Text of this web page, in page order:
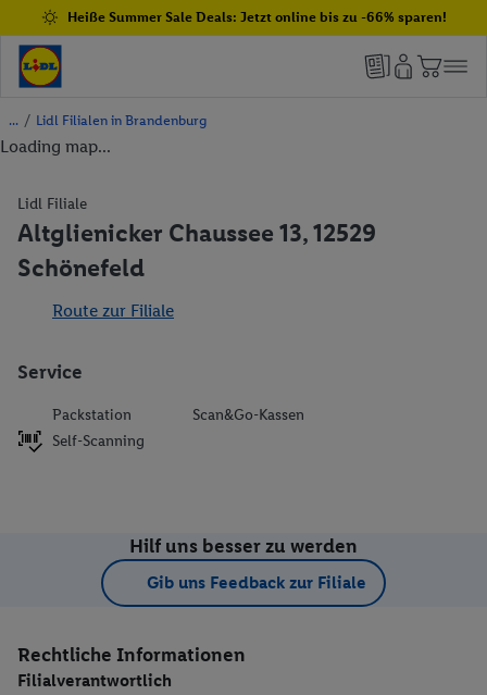
Heiße Summer Sale Deals: Jetzt online bis zu -66% sparen!
/ Lidl Filialen in Brandenburg
Loading map...
Lidl Filiale
Altglienicker Chaussee 13, 12529
Schönefeld
Route zur Filiale
Service
Packstation
Scan&Go-Kassen
Self-Scanning
Hilf uns besser zu werden
Gib uns Feedback zur Filiale
Rechtliche Informationen
Filialverantwortlich